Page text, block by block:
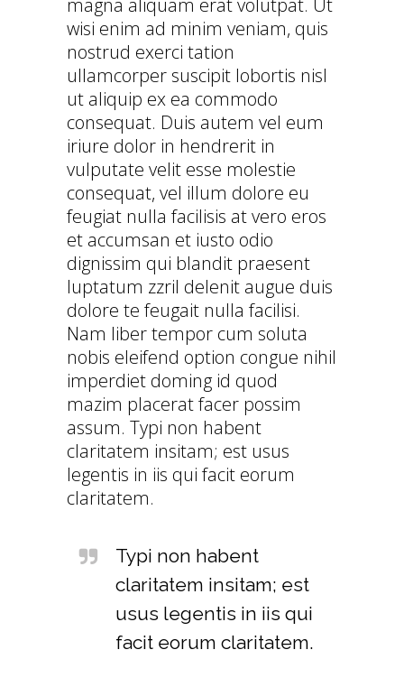
magna aliquam erat volutpat. Ut
wisi enim ad minim veniam, quis
nostrud exerci tation
ullamcorper suscipit lobortis nisl
ut aliquip ex ea commodo
consequat. Duis autem vel eum
iriure dolor in hendrerit in
vulputate velit esse molestie
consequat, vel illum dolore eu
feugiat nulla facilisis at vero eros
et accumsan et iusto odio
dignissim qui blandit praesent
luptatum zzril delenit augue duis
dolore te feugait nulla facilisi.
Nam liber tempor cum soluta
nobis eleifend option congue nihil
imperdiet doming id quod
mazim placerat facer possim
assum. Typi non habent
claritatem insitam; est usus
legentis in iis qui facit eorum
claritatem.
Typi non habent
claritatem insitam; est
usus legentis in iis qui
facit eorum claritatem.